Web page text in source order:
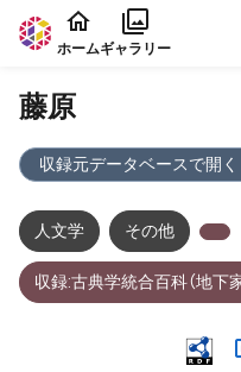
本文に飛ぶ
ホームギャラリー
藤原
収録元データベースで開く
人文学 その他
収録:古典学統合百科（地下